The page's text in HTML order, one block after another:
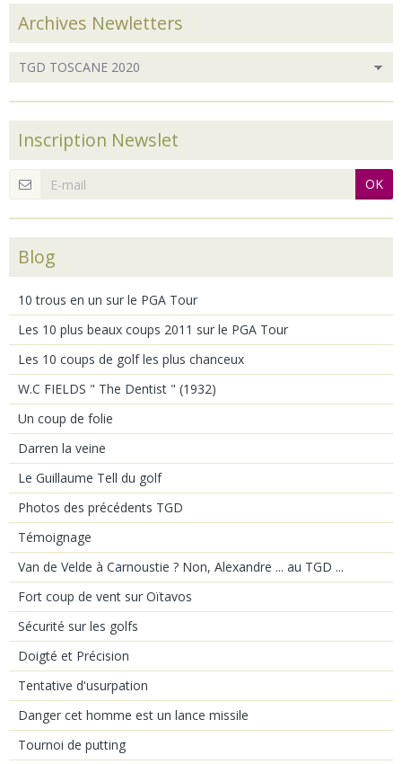
Archives Newletters
Inscription Newslet
OK
Blog
10 trous en un sur le PGA Tour
Les 10 plus beaux coups 2011 sur le PGA Tour
Les 10 coups de golf les plus chanceux
W.C FIELDS " The Dentist " (1932)
Un coup de folie
Darren la veine
Le Guillaume Tell du golf
Photos des précédents TGD
Témoignage
Van de Velde à Carnoustie ? Non, Alexandre ... au TGD ...
Fort coup de vent sur Oïtavos
Sécurité sur les golfs
Doigté et Précision
Tentative d'usurpation
Danger cet homme est un lance missile
Tournoi de putting